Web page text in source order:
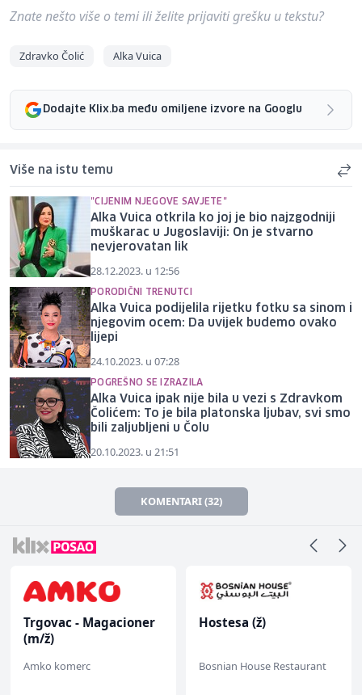
Znate nešto više o temi ili želite prijaviti grešku u tekstu?
Zdravko Čolić Alka Vuica
Dodajte Klix.ba među omiljene izvore na Googlu
Više na istu temu
"CIJENIM NJEGOVE SAVJETE"
Alka Vuica otkrila ko joj je bio najzgodniji
muškarac u Jugoslaviji: On je stvarno
nevjerovatan lik
28.12.2023. u 12:56
PORODIČNI TRENUTCI
Alka Vuica podijelila rijetku fotku sa sinom i
njegovim ocem: Da uvijek budemo ovako
lijepi
24.10.2023. u 07:28
POGREŠNO SE IZRAZILA
Alka Vuica ipak nije bila u vezi s Zdravkom
Čolićem: To je bila platonska ljubav, svi smo
bili zaljubljeni u Čolu
20.10.2023. u 21:51
KOMENTARI (32)
Trgovac - Magacioner
(m/ž)
Amko komerc
Hostesa (ž)
Bosnian House Restaurant